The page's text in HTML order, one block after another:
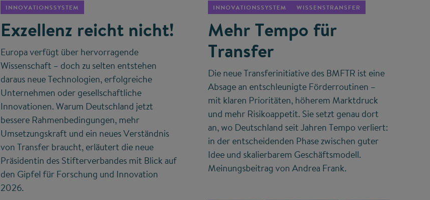
INNOVATIONSSYSTEM
Exzellenz reicht nicht!
Europa verfügt über hervorragende
Wissenschaft – doch zu selten entstehen
daraus neue Technologien, erfolgreiche
Unternehmen oder gesellschaftliche
Innovationen. Warum Deutschland jetzt
bessere Rahmenbedingungen, mehr
Umsetzungskraft und ein neues Verständnis
von Transfer braucht, erläutert die neue
Präsidentin des Stifterverbandes mit Blick auf
den Gipfel für Forschung und Innovation
2026.
INNOVATIONSSYSTEM WISSENSTRANSFER
Mehr Tempo für
Transfer
Die neue Transferinitiative des BMFTR ist eine
Absage an entschleunigte Förderroutinen –
mit klaren Prioritäten, höherem Marktdruck
und mehr Risikoappetit. Sie setzt genau dort
an, wo Deutschland seit Jahren Tempo verliert:
in der entscheidenden Phase zwischen guter
Idee und skalierbarem Geschäftsmodell.
Meinungsbeitrag von Andrea Frank.